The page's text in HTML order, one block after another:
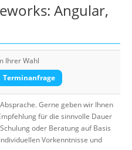
Angular,
Ihrer Wahl
Terminanfrage
Gerne geben wir Ihnen
für die sinnvolle Dauer
oder Beratung auf Basis
Vorkenntnisse und